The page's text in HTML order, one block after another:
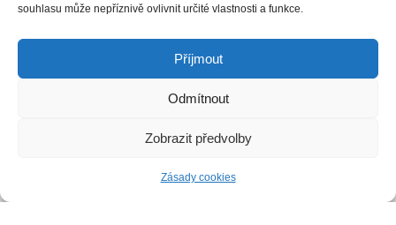
souhlasu může nepříznivě ovlivnit určité vlastnosti a funkce.
Příjmout
Odmítnout
Zobrazit předvolby
Zásady cookies
Deratizace
Instalace sítí proti holubům